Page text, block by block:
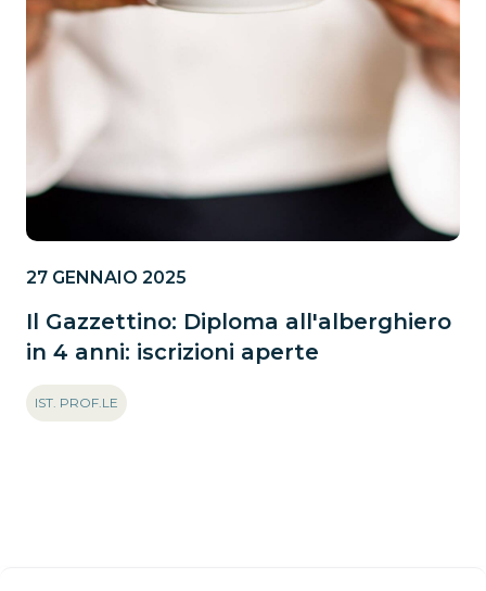
27 GENNAIO 2025
Il Gazzettino: Diploma all'alberghiero
in 4 anni: iscrizioni aperte
IST. PROF.LE